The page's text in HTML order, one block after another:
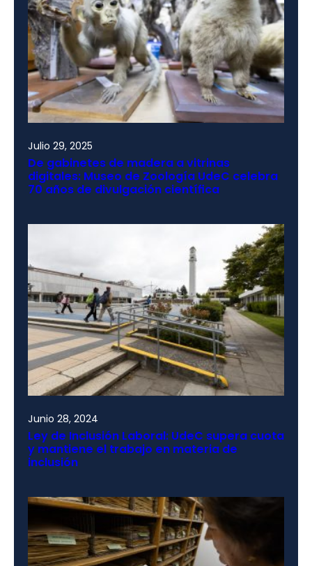
Julio 29, 2025
De gabinetes de madera a vitrinas
digitales: Museo de Zoología UdeC celebra
70 años de divulgación científica
Junio 28, 2024
Ley de Inclusión Laboral: UdeC supera cuota
y mantiene el trabajo en materia de
inclusión